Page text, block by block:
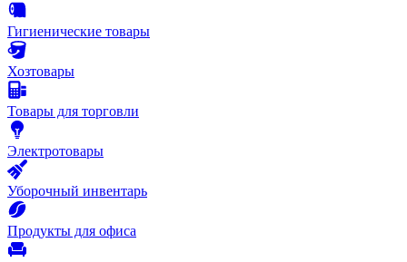
Гигиенические товары
Хозтовары
Товары для торговли
Электротовары
Уборочный инвентарь
Продукты для офиса